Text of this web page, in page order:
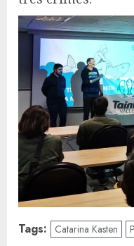
Tags: Catarina Kasten